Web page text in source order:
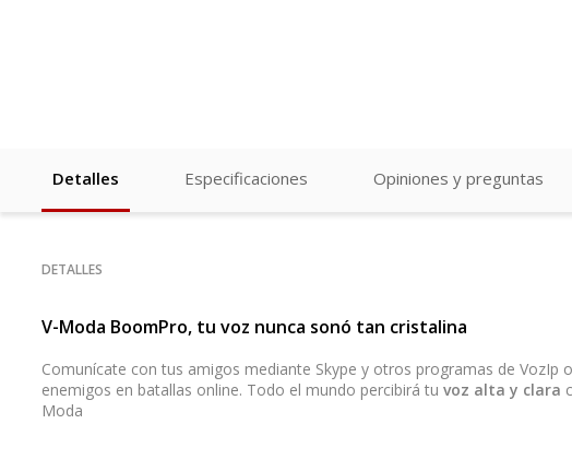
Detalles Especificaciones Opiniones y preguntas
DETALLES
V-Moda BoomPro, tu voz nunca sonó tan cristalina
Comunícate con tus amigos mediante Skype y otros programas de VozIp
enemigos en batallas online. Todo el mundo percibirá tu voz alta y clara
Moda